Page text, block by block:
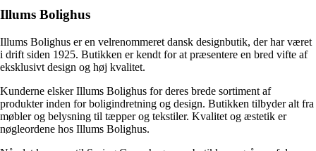
Illums Bolighus
Illums Bolighus er en velrenommeret dansk designbutik, der har været
i drift siden 1925. Butikken er kendt for at præsentere en bred vifte af
eksklusivt design og høj kvalitet.
Kunderne elsker Illums Bolighus for deres brede sortiment af
produkter inden for boligindretning og design. Butikken tilbyder alt fra
møbler og belysning til tæpper og tekstiler. Kvalitet og æstetik er
nøgleordene hos Illums Bolighus.